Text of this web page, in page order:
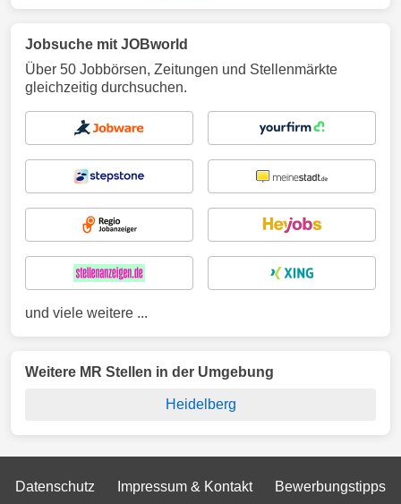
Jobsuche mit JOBworld
Über 50 Jobbörsen, Zeitungen und Stellenmärkte
gleichzeitig durchsuchen.
und viele weitere ...
Weitere MR Stellen in der Umgebung
Heidelberg
Datenschutz Impressum & Kontakt Bewerbungstipps